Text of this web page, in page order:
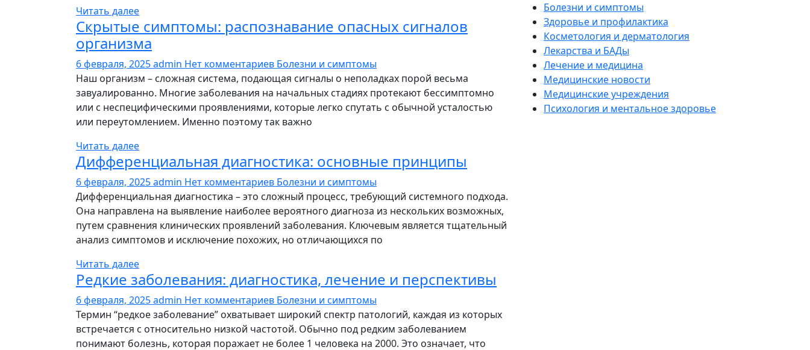
Читать далее
Скрытые симптомы: распознавание опасных сигналов
организма
6 февраля, 2025admin Нет комментариев Болезни и симптомы
Наш организм – сложная система, подающая сигналы о неполадках порой весьма
завуалированно. Многие заболевания на начальных стадиях протекают бессимптомно
или с неспецифическими проявлениями, которые легко спутать с обычной усталостью
или переутомлением. Именно поэтому так важно
Читать далее
Дифференциальная диагностика: основные принципы
6 февраля, 2025admin Нет комментариев Болезни и симптомы
Дифференциальная диагностика – это сложный процесс, требующий системного подхода.
Она направлена на выявление наиболее вероятного диагноза из нескольких возможных,
путем сравнения клинических проявлений заболевания. Ключевым является тщательный
анализ симптомов и исключение похожих, но отличающихся по
Читать далее
Редкие заболевания: диагностика, лечение и перспективы
6 февраля, 2025admin Нет комментариев Болезни и симптомы
Термин “редкое заболевание” охватывает широкий спектр патологий, каждая из которых
встречается с относительно низкой частотой. Обычно под редким заболеванием
понимают болезнь, которая поражает не более 1 человека на 2000. Это означает, что
Болезни и симптомы
Здоровье и профилактика
Косметология и дерматология
Лекарства и БАДы
Лечение и медицина
Медицинские новости
Медицинские учреждения
Психология и ментальное здоровье